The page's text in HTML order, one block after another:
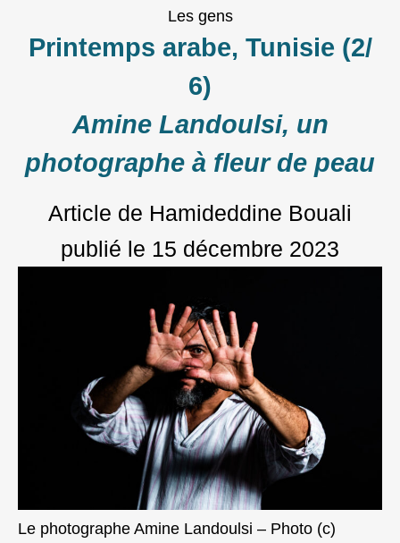
Les gens
Printemps arabe, Tunisie (2/
6)
Amine Landoulsi, un
photographe à fleur de peau
Article de Hamideddine Bouali
publié le 15 décembre 2023
Le photographe Amine Landoulsi – Photo (c)